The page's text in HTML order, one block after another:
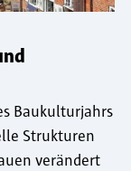
Baukulturjahrs
Strukturen
verändert